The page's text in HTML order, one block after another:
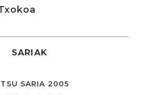
SARIAK
SARIA 2005